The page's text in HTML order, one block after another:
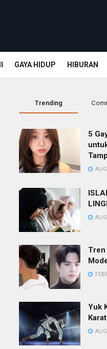
GAYA HIDUP HIBURAN
Trending
5
Tren
Yuk